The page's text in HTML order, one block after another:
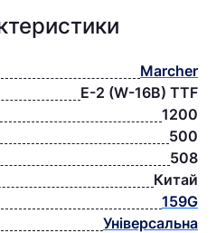
Marcher
E-2 (W-16B) TTF
1200
500
508
Китай
159G
Універсальна